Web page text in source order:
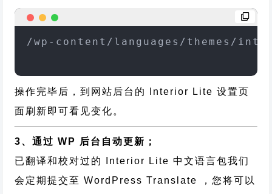
/wp-content/languages/themes/
操作完毕后，到网站后台的 Interior Lite 设置页
面刷新即可看见变化。
3、通过 WP 后台自动更新；
已翻译和校对过的 Interior Lite 中文语言包我们
会定期提交至 WordPress Translate ，您将可以